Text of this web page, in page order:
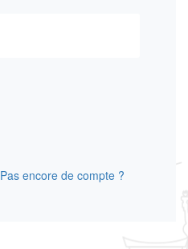
Pas encore de compte ?